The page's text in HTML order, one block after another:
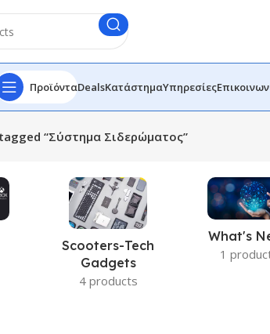
ΠροϊόνταDealsΚατάστημαΥπηρεσίες
“Σύστημα Σιδερώματος”
Scooters-Tech
Gadgets
4 products
What's
1